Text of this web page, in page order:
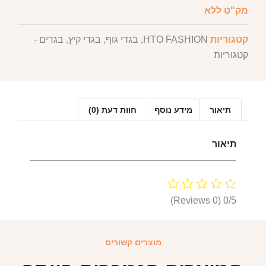
מק"ט ללא
קטגוריות HTO FASHION
, בגדי גוף, בגדי קיץ, בגדים -
קטגוריות
תיאור מידע נוסף חוות דעת (0)
תיאור
0/5
(0 Reviews)
מוצרים קשורים